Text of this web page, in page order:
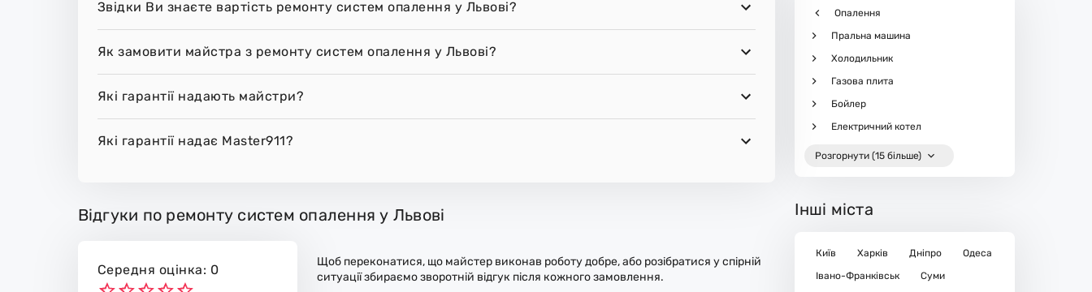
Опалення
Пральна машина
Холодильник
Газова плита
Бойлер
Електричний котел
Розгорнути (15 більше)
Інші міста
Київ Харків Дніпро
Одеса
Івано-Франківськ
Суми
Звідки Ви знаєте вартість ремонту систем опалення у Львові?
Як замовити майстра з ремонту систем опалення у Львові?
Які гарантії надають майстри?
Які гарантії надає Master911?
Відгуки по ремонту систем опалення у Львові
Середня оцінка: 0
Щоб переконатися, що майстер виконав роботу добре, або розібратися у спірній
ситуації збираємо зворотній відгук після кожного замовлення.